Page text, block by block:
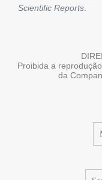
Scientific Reports.
Proibida a
da